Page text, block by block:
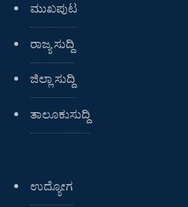
ಮುಖಪುಟ
ರಾಜ್ಯ ಸುದ್ದಿ
ಜಿಲ್ಲಾ ಸುದ್ದಿ
ತಾಲೂಕುಸುದ್ದಿ
ಉದ್ಯೋಗ